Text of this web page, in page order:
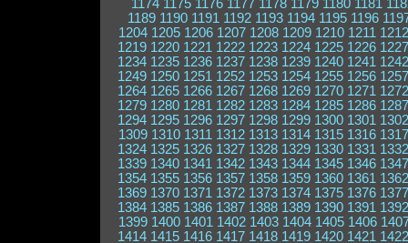
1174 1175 1176 1177 1178 1179 1180 1181
1189 1190 1191 1192 1193 1194 1195 1196
1204 1205 1206 1207 1208 1209 1210 1211 1212
1219 1220 1221 1222 1223 1224 1225 1226 1227
1234 1235 1236 1237 1238 1239 1240 1241 1242
1249 1250 1251 1252 1253 1254 1255 1256 1257
1264 1265 1266 1267 1268 1269 1270 1271 1272
1279 1280 1281 1282 1283 1284 1285 1286 1287
1294 1295 1296 1297 1298 1299 1300 1301 1302
1309 1310 1311 1312 1313 1314 1315 1316 1317
1324 1325 1326 1327 1328 1329 1330 1331 1332
1339 1340 1341 1342 1343 1344 1345 1346 1347
1354 1355 1356 1357 1358 1359 1360 1361 1362
1369 1370 1371 1372 1373 1374 1375 1376 1377
1384 1385 1386 1387 1388 1389 1390 1391 1392
1399 1400 1401 1402 1403 1404 1405 1406
1414 1415 1416 1417 1418 1419 1420 1421 1422